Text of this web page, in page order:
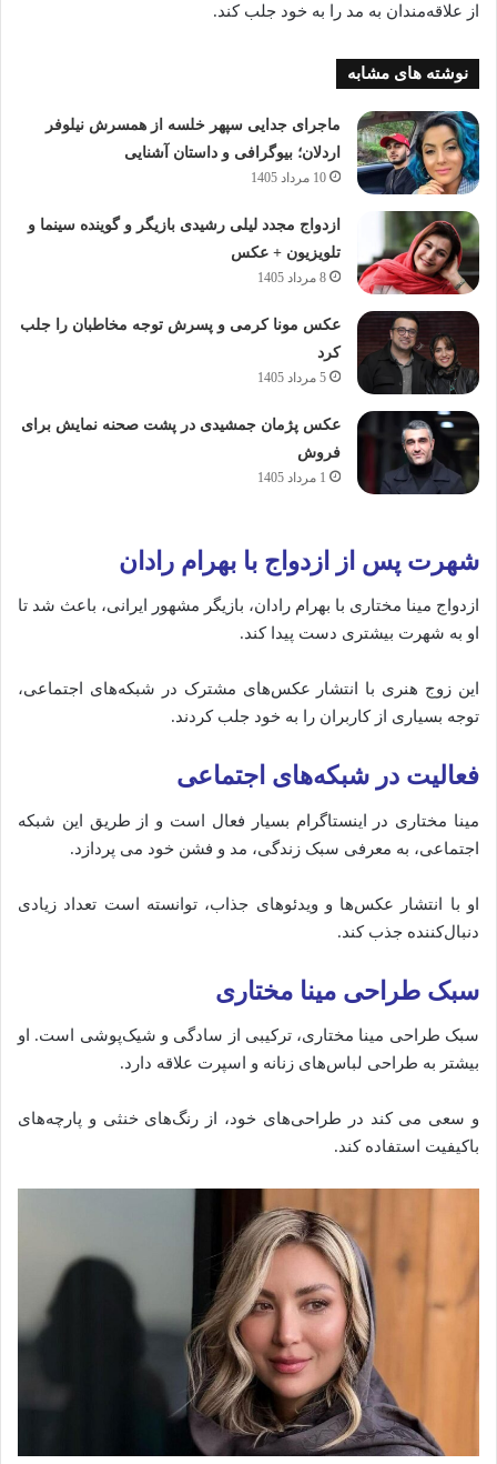
از علاقه‌مندان به مد را به خود جلب کند.
نوشته های مشابه
ماجرای جدایی سپهر خلسه از همسرش نیلوفر
اردلان؛ بیوگرافی و داستان آشنایی
10 مرداد 1405
ازدواج مجدد لیلی رشیدی بازیگر و گوینده سینما و
تلویزیون + عکس
8 مرداد 1405
عکس مونا کرمی و پسرش توجه مخاطبان را جلب
کرد
5 مرداد 1405
عکس پژمان جمشیدی در پشت صحنه نمایش برای
فروش
1 مرداد 1405
شهرت پس از ازدواج با بهرام رادان
ازدواج مینا مختاری با بهرام رادان، بازیگر مشهور ایرانی، باعث شد تا
او به شهرت بیشتری دست پیدا کند.
این زوج هنری با انتشار عکس‌های مشترک در شبکه‌های اجتماعی،
توجه بسیاری از کاربران را به خود جلب کردند.
فعالیت در شبکه‌های اجتماعی
مینا مختاری در اینستاگرام بسیار فعال است و از طریق این شبکه
اجتماعی، به معرفی سبک زندگی، مد و فشن خود می‌ پردازد.
او با انتشار عکس‌ها و ویدئوهای جذاب، توانسته است تعداد زیادی
دنبال‌کننده جذب کند.
سبک طراحی مینا مختاری
سبک طراحی مینا مختاری، ترکیبی از سادگی و شیک‌پوشی است. او
بیشتر به طراحی لباس‌های زنانه و اسپرت علاقه دارد.
و سعی می‌ کند در طراحی‌های خود، از رنگ‌های خنثی و پارچه‌های
باکیفیت استفاده کند.